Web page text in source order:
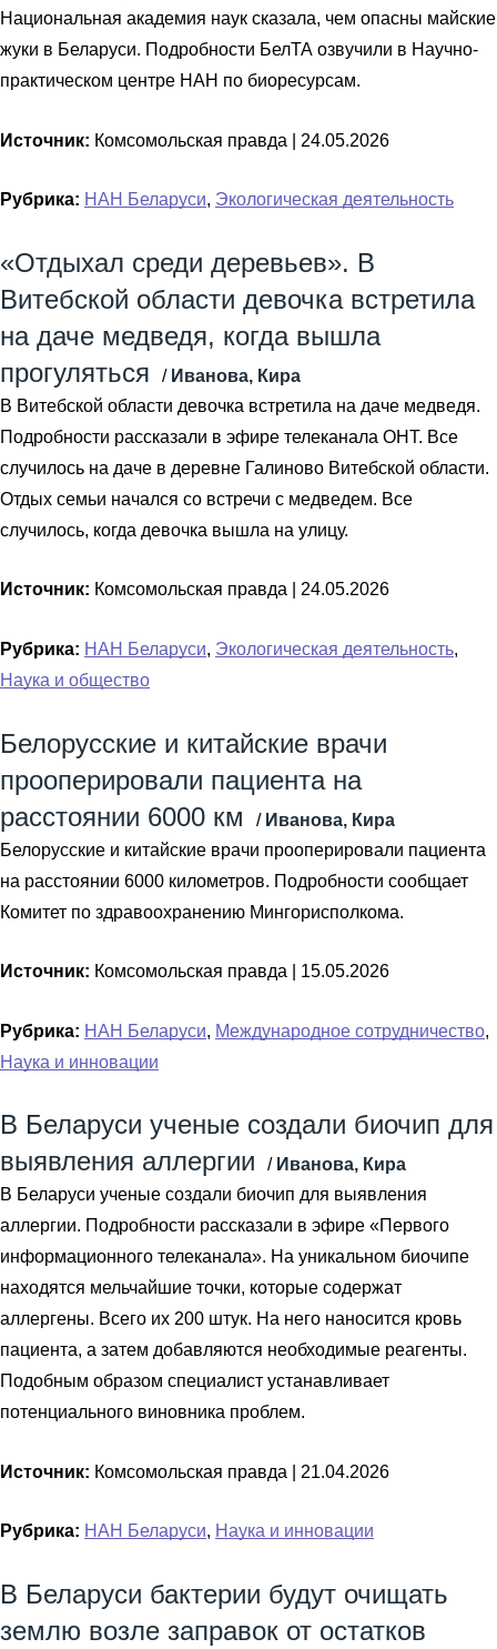
Национальная академия наук сказала, чем опасны майские
жуки в Беларуси. Подробности БелТА озвучили в Научно-
практическом центре НАН по биоресурсам.
Источник: Комсомольская правда | 24.05.2026
Рубрика: НАН Беларуси, Экологическая деятельность
«Отдыхал среди деревьев». В
Витебской области девочка встретила
на даче медведя, когда вышла
прогуляться
/ Иванова, Кира
В Витебской области девочка встретила на даче медведя.
Подробности рассказали в эфире телеканала ОНТ. Все
случилось на даче в деревне Галиново Витебской области.
Отдых семьи начался со встречи с медведем. Все
случилось, когда девочка вышла на улицу.
Источник: Комсомольская правда | 24.05.2026
Рубрика: НАН Беларуси, Экологическая деятельность,
Наука и общество
Белорусские и китайские врачи
прооперировали пациента на
расстоянии 6000 км
/ Иванова, Кира
Белорусские и китайские врачи прооперировали пациента
на расстоянии 6000 километров. Подробности сообщает
Комитет по здравоохранению Мингорисполкома.
Источник: Комсомольская правда | 15.05.2026
Рубрика: НАН Беларуси, Международное сотрудничество,
Наука и инновации
В Беларуси ученые создали биочип для
выявления аллергии
/ Иванова, Кира
В Беларуси ученые создали биочип для выявления
аллергии. Подробности рассказали в эфире «Первого
информационного телеканала». На уникальном биочипе
находятся мельчайшие точки, которые содержат
аллергены. Всего их 200 штук. На него наносится кровь
пациента, а затем добавляются необходимые реагенты.
Подобным образом специалист устанавливает
потенциального виновника проблем.
Источник: Комсомольская правда | 21.04.2026
Рубрика: НАН Беларуси, Наука и инновации
В Беларуси бактерии будут очищать
землю возле заправок от остатков